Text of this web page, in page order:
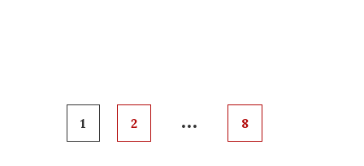
Paginación
de
1 2 … 8